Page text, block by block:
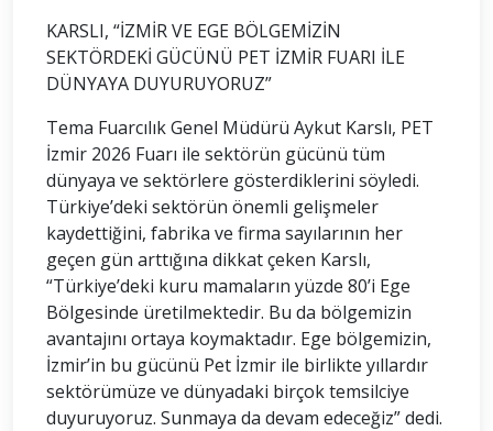
KARSLI, “İZMİR VE EGE BÖLGEMİZİN
SEKTÖRDEKİ GÜCÜNÜ PET İZMİR FUARI İLE
DÜNYAYA DUYURUYORUZ”
Tema Fuarcılık Genel Müdürü Aykut Karslı, PET
İzmir 2026 Fuarı ile sektörün gücünü tüm
dünyaya ve sektörlere gösterdiklerini söyledi.
Türkiye’deki sektörün önemli gelişmeler
kaydettiğini, fabrika ve firma sayılarının her
geçen gün arttığına dikkat çeken Karslı,
“Türkiye’deki kuru mamaların yüzde 80’i Ege
Bölgesinde üretilmektedir. Bu da bölgemizin
avantajını ortaya koymaktadır. Ege bölgemizin,
İzmir’in bu gücünü Pet İzmir ile birlikte yıllardır
sektörümüze ve dünyadaki birçok temsilciye
duyuruyoruz. Sunmaya da devam edeceğiz” dedi.